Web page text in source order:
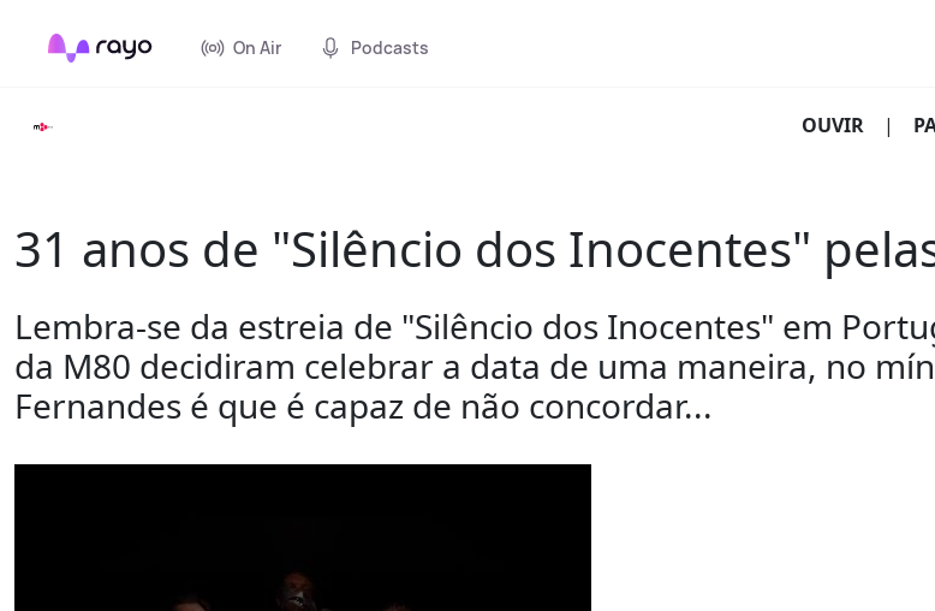
On Air Podcasts
OUVIR |
31 anos de "Silêncio dos Inocentes"
Lembra-se da estreia de "Silêncio dos Inocentes" em
da M80 decidiram celebrar a data de uma maneira, no
Fernandes é que é capaz de não concordar...